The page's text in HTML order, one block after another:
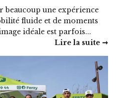
beaucoup une expérience
fluide et de moments
idéale est parfois...
Lire la suite ➞